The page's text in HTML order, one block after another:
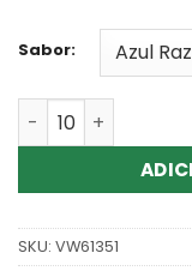
Sabor:
Quantidade de
SKU: VW61351